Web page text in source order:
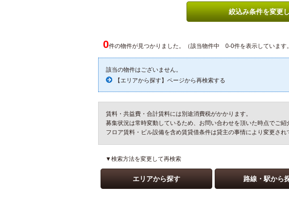
絞込み条件を変更
0件の物件が見つかりました。（該当物件中 0-0件を表示しています
該当の物件はございません。
【エリアから探す】ページから再検索する
賃料・共益費・合計賃料には別途消費税がかかります。
募集状況は常時変動しているため、お問い合わせを頂いた時点でご紹
フロア賃料・ビル設備を含め賃貸借条件は貸主の事情により変更され
▼検索方法を変更して再検索
エリアから探す 路線・駅から